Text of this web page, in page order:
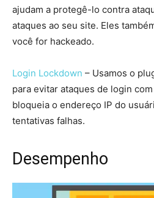
ajudam a protegê-lo contra
ataques ao seu site. Eles
você for hackeado.
Login Lockdown – Usamos o
para evitar ataques de login
bloqueia o endereço IP do
tentativas falhas.
Desempenho